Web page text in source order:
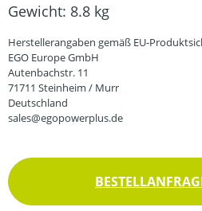
Gewicht: 8.8 kg
Herstellerangaben gemäß EU-
EGO Europe GmbH
Autenbachstr. 11
71711 Steinheim / Murr
Deutschland
sales@egopowerplus.de